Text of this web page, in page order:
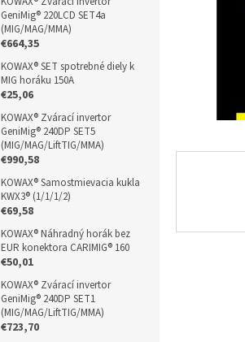
GeniMig® 220LCD SET4a
(MIG/MAG/MMA)
€664,35
KOWAX® SET spotrebné diely k
MIG horáku 150A
€25,06
KOWAX® Zvárací invertor
GeniMig® 240DP SET5
(MIG/MAG/LiftTIG/MMA)
€990,58
KOWAX® Samostmievacia kukla
KWX3® (1/1/1/2)
€69,58
KOWAX® Náhradný horák bez
EUR konektora CARIMIG® 160
€50,01
KOWAX® Zvárací invertor
GeniMig® 240DP SET1
(MIG/MAG/LiftTIG/MMA)
€723,70